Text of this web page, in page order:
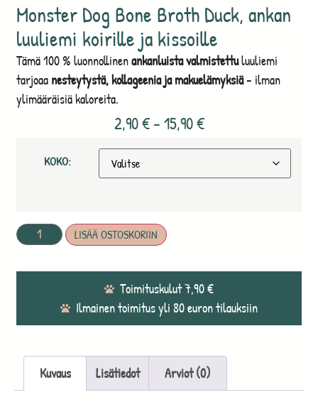
Monster Dog Bone Broth Duck, ankan
luuliemi koirille ja kissoille
Tämä 100 % luonnollinenankanluista valmistettuluuliemi
tarjoaa nesteytystä, kollageenia ja makuelämyksiä– ilman
ylimääräisiä kaloreita.
2,90€ –15,90€
KOKO:
LISÄÄ OSTOSKORIIN
Toimituskulut 7,90 €
Ilmainen toimitus yli 80 euron tilauksiin
Kuvaus Lisätiedot Arviot (0)